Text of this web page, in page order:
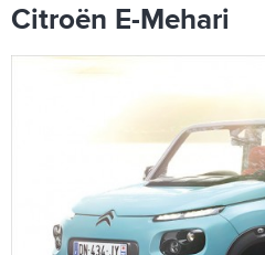
Citroën E-Mehari